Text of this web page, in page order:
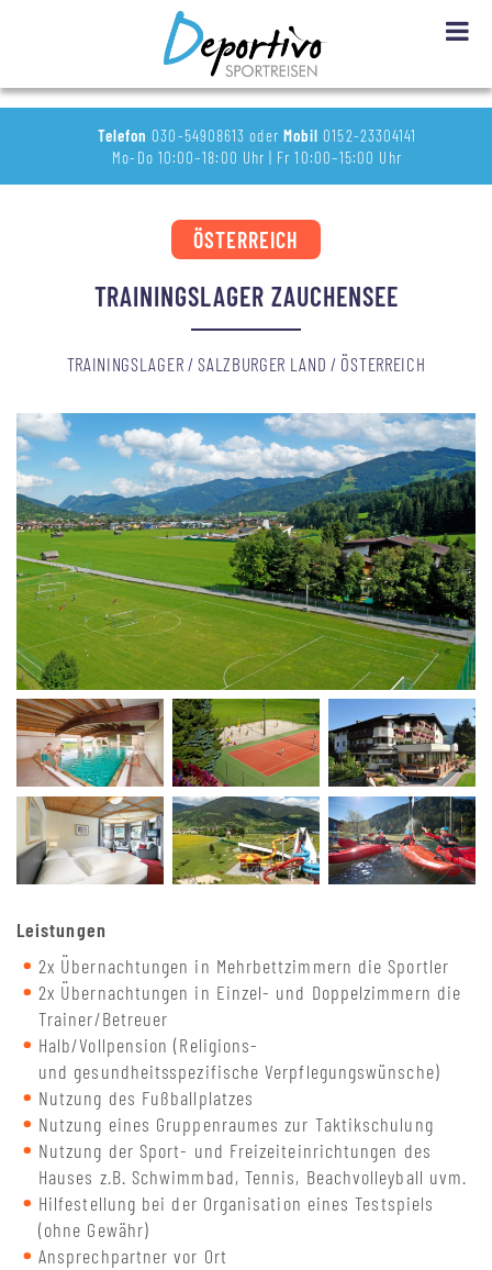
Telefon030-54908613 oder Mobil0152-23304141
Mo-Do 10:00–18:00 Uhr | Fr 10:00–15:00 Uhr
ÖSTERREICH
TRAININGSLAGER ZAUCHENSEE
TRAININGSLAGER / SALZBURGER LAND / ÖSTERREICH
Leistungen
2x Übernachtungen in Mehrbettzimmern die Sportler
2x Übernachtungen in Einzel- und Doppelzimmern die
Trainer/Betreuer
Halb/Vollpension (Religions-
und gesundheitsspezifische Verpflegungswünsche)
Nutzung des Fußballplatzes
Nutzung eines Gruppenraumes zur Taktikschulung
Nutzung der Sport- und Freizeiteinrichtungen des
Hauses z.B. Schwimmbad, Tennis, Beachvolleyball uvm.
Hilfestellung bei der Organisation eines Testspiels
(ohne Gewähr)
Ansprechpartner vor Ort